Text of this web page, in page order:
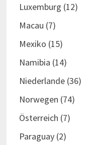
Luxemburg (12)
Macau (7)
Mexiko (15)
Namibia (14)
Niederlande(36)
Norwegen (74)
Österreich (7)
Paraguay(2)